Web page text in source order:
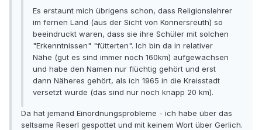
Es erstaunt mich übrigens schon, dass Religionslehrer
im fernen Land (aus der Sicht von Konnersreuth) so
beeindruckt waren, dass sie ihre Schüler mit solchen
"Erkenntnissen" "fütterten". Ich bin da in relativer
Nähe (gut es sind immer noch 160km) aufgewachsen
und habe den Namen nur flüchtig gehört und erst
dann Näheres gehört, als ich 1965 in die Kreisstadt
versetzt wurde (das sind nur noch knapp 20 km).
Da hat jemand Einordnungsprobleme - ich habe über das
seltsame Reserl gespottet und mit keinem Wort über Gerlich.